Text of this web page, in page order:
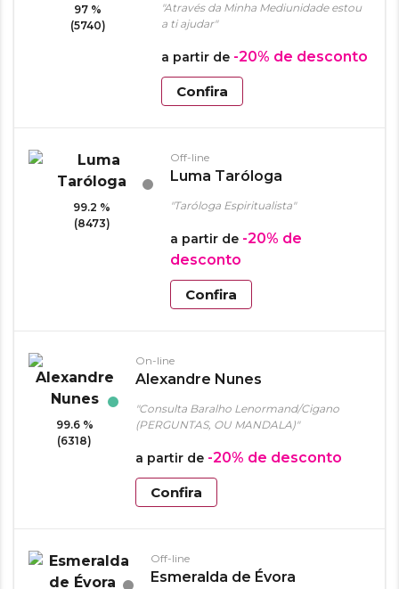
97 %
(5740)
"Através da Minha Mediunidade estou
a ti ajudar"
a partir de -20% de desconto
Confira
99.2 %
(8473)
Off-line
Luma Taróloga
"Taróloga Espiritualista"
a partir de -20% de
desconto
Confira
99.6 %
(6318)
On-line
Alexandre Nunes
"Consulta Baralho Lenormand/Cigano
(PERGUNTAS, OU MANDALA)"
a partir de -20% de desconto
Confira
Off-line
Esmeralda de Évora